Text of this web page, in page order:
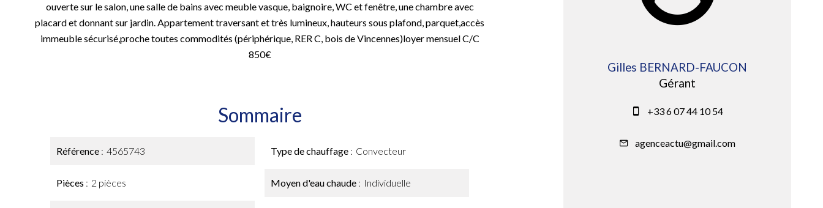
ouverte sur le salon, une salle de bains avec meuble vasque, baignoire, WC et fenêtre, une chambre avec
placard et donnant sur jardin. Appartement traversant et très lumineux, hauteurs sous plafond, parquet,accès
immeuble sécurisé,proche toutes commodités (périphérique, RER C, bois de Vincennes)loyer mensuel C/C
850€
Sommaire
Référence 4565743
Pièces 2 pièces
Type de chauffage Convecteur
Moyen d'eau chaude Individuelle
Gilles BERNARD-FAUCON
Gérant
+33 6 07 44 10 54
agenceactu@gmail.com